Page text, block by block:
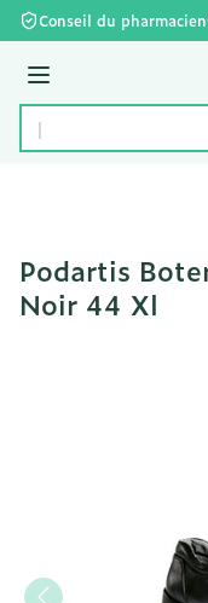
Aller au contenu
Conseil du pharmacien
Menu
Rechercher
Podartis
Noir 44 Xl